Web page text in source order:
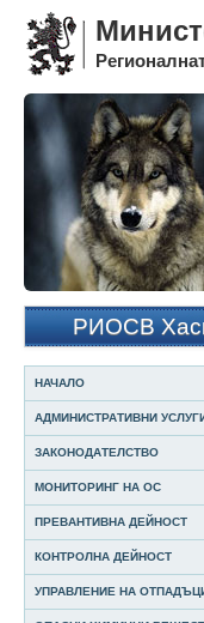
РИОСВ
НАЧАЛО
АДМИНИСТРАТИВНИ
ЗАКОНОДАТЕЛСТВО
МОНИТОРИНГ НА ОС
ПРЕВАНТИВНА ДЕЙНОСТ
КОНТРОЛНА ДЕЙНОСТ
УПРАВЛЕНИЕ НА